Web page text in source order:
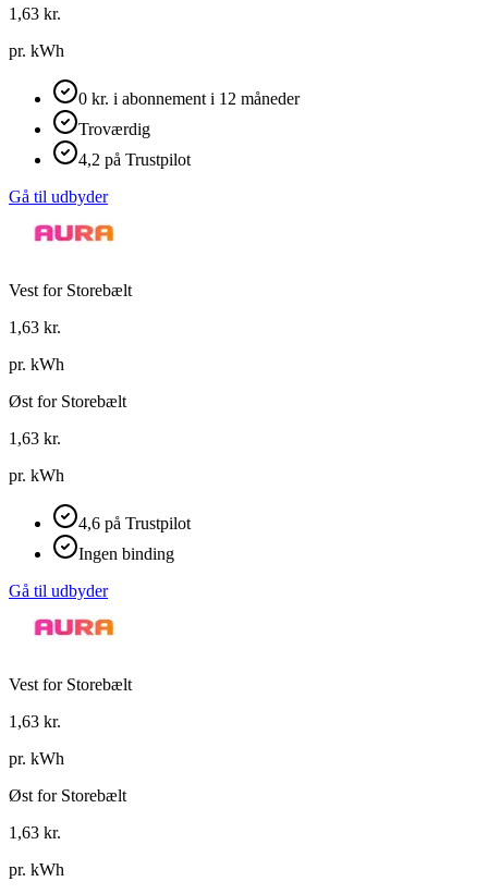
1,63 kr.
pr. kWh
0 kr. i abonnement i 12 måneder
Troværdig
4,2 på Trustpilot
Gå til udbyder
Vest for Storebælt
1,63 kr.
pr. kWh
Øst for Storebælt
1,63 kr.
pr. kWh
4,6 på Trustpilot
Ingen binding
Gå til udbyder
Vest for Storebælt
1,63 kr.
pr. kWh
Øst for Storebælt
1,63 kr.
pr. kWh